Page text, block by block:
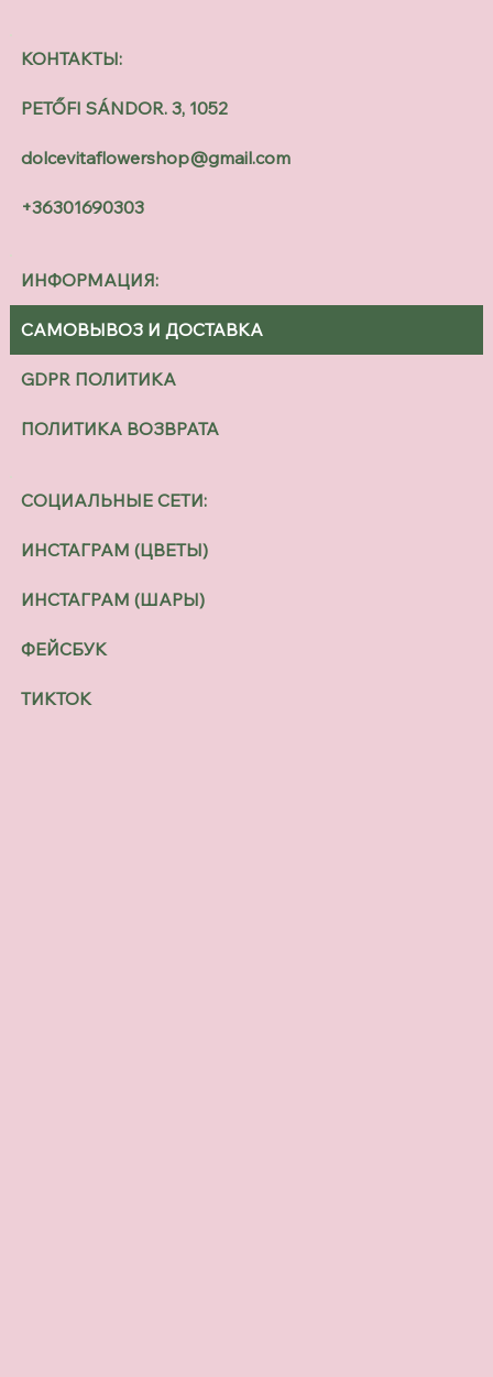
ИНФОРМАЦИЯ:
САМОВЫВОЗ И ДОСТАВКА
GDPR ПОЛИТИКА
ПОЛИТИКА ВОЗВРАТА
СОЦИАЛЬНЫЕ СЕТИ:
ИНСТАГРАМ (ЦВЕТЫ)
ИНСТАГРАМ (ШАРЫ)
ФЕЙСБУК
ТИКТОК
КОНТАКТЫ:
PETŐFI SÁNDOR. 3, 1052
dolcevitaflowershop@gmail.com
+36301690303